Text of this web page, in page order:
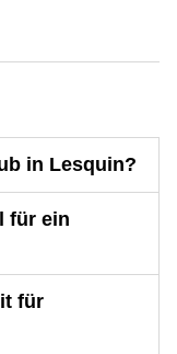
in Lesquin?
für ein
für